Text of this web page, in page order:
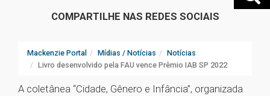
COMPARTILHE NAS REDES SOCIAIS
Mackenzie Portal Mídias / Notícias
Notícias
Livro desenvolvido pela FAU vence Prêmio IAB SP 2022
A coletânea “Cidade, Gênero e Infância”, organizada